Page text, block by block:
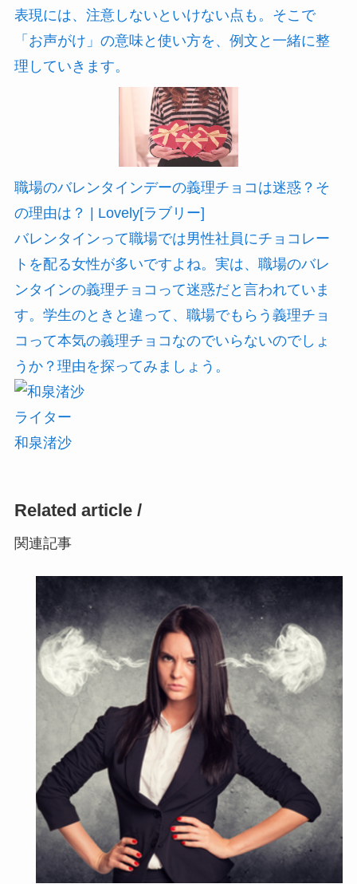
表現には、注意しないといけない点も。そこで
「お声がけ」の意味と使い方を、例文と一緒に整
理していきます。
職場のバレンタインデーの義理チョコは迷惑？そ
の理由は？ | Lovely[ラブリー]
バレンタインって職場では男性社員にチョコレー
トを配る女性が多いですよね。実は、職場のバレ
ンタインの義理チョコって迷惑だと言われていま
す。学生のときと違って、職場でもらう義理チョ
コって本気の義理チョコなのでいらないのでしょ
うか？理由を探ってみましょう。
ライター
和泉渚沙
Related article /
関連記事